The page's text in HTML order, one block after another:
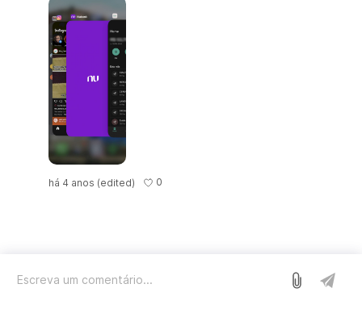
há 4 anos (edited) 0
Nós usamos o Sleekplan